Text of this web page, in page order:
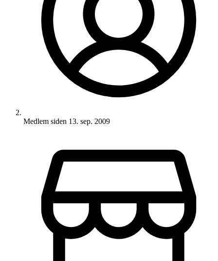
Medlem siden 13. sep. 2009